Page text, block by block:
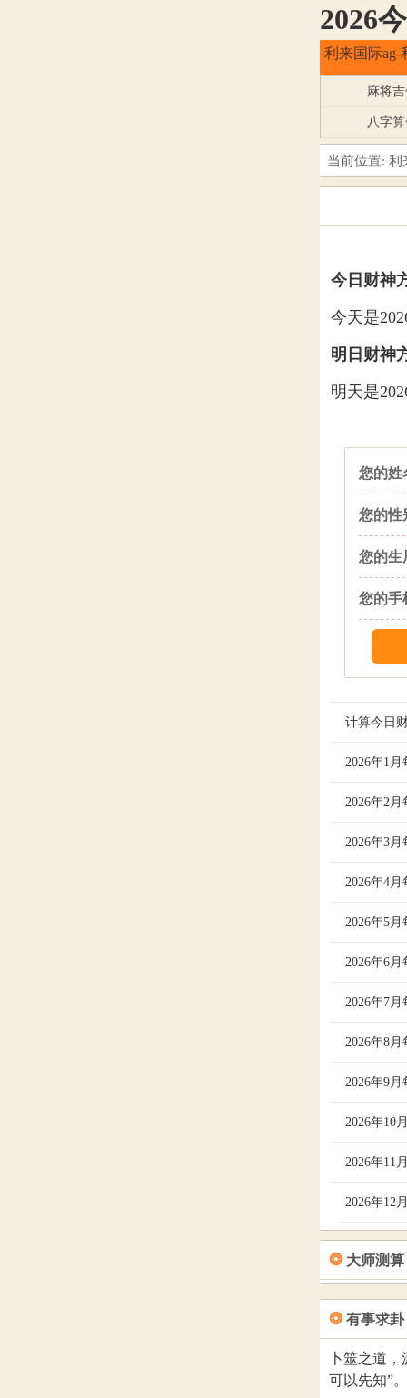
2026
利来国际ag-
麻将吉
八字
当前位置: 利
今日财神
今天是
明日财神
明天是
您的姓
您的性
您的生
您的手
计算今日
咱们可以
子财位在
2026年 每
2026年1
2026年1
2026年1
2026年1
2026年1
2026年1
2026年1
2026年1
2026年1
2026年1
2026年1
2026年1
2026年1
2026年1
2026年1
2026年1
2026年1
2026年2
2026年2
2026年2
2026年2
2026年2
2026年2
2026年2
2026年2
2026年2
2026年2
2026年2
2026年2
2026年2
2026年2
2026年2
2026年2
2026年3
2026年3
2026年3
2026年3
2026年3
2026年3
2026年3
2026年3
2026年3
2026年3
2026年3
2026年3
2026年3
2026年3
2026年3
2026年4
2026年4
2026年4
2026年4
2026年4
2026年4
2026年4
2026年4
2026年4
2026年4
2026年4
2026年4
2026年5
2026年5
2026年5
2026年5
2026年5
2026年5
2026年5
2026年5
2026年5
2026年5
2026年5
2026年5
2026年6
2026年6
2026年6
2026年6
2026年6
2026年6
2026年6
2026年6
2026年6
2026年6
2026年6
2026年7
2026年7
2026年7
2026年7
2026年7
2026年7
2026年7
2026年7
2026年7
2026年7
2026年7
2026年7
2026年8
2026年8
2026年8
2026年8
2026年8
2026年8
2026年8
2026年8
2026年8
2026年9
2026年9
2026年9
2026年9
2026年9
2026年9
2026年9
2026年9
2026年9
2026年10
2026年
2026年
2026年
2026年
2026年
2026年
2026年
2026年11
2026年
2026年
2026年
2026年
2026年
2026年
2026年
2026年
2026年12
2026年
2026年
2026年
2026年
2026年
❂ 大师测算
❂ 有事求卦
卜筮之道
可以先知”。